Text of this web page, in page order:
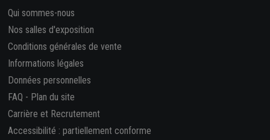
Qui sommes-nous
Nos salles d'exposition
Conditions générales de vente
Informations légales
Données personnelles
FAQ - Plan du site
Carrière et Recrutement
Accessibilité : partiellement conforme